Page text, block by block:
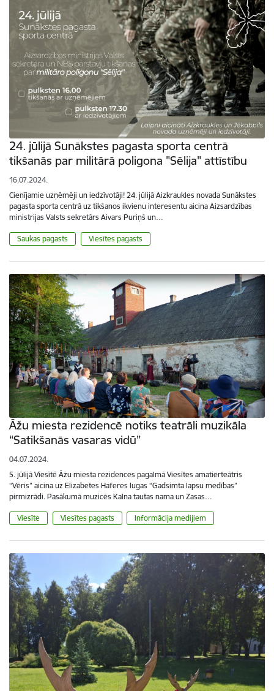
24. jūlijā Sunākstes pagasta sporta centrā
tikšanās par militārā poligona "Sēlija" attīstību
16.07.2024.
Cienījamie uzņēmēji un iedzīvotāji! 24. jūlijā Aizkraukles novada Sunākstes
pagasta sporta centrā uz tikšanos ikvienu interesentu aicina Aizsardzības
ministrijas Valsts sekretārs Aivars Puriņš un…
Saukas pagasts Viesītes pagasts
Āžu miesta rezidencē notiks teatrāli muzikāla
“Satikšanās vasaras vidū”
04.07.2024.
5. jūlijā Viesītē Āžu miesta rezidences pagalmā Viesītes amatierteātris
“Vēris” aicina uz Elizabetes Haferes lugas “Gadsimta lapsu medības”
pirmizrādi. Pasākumā muzicēs Kalna tautas nama un Zasas…
Viesīte Viesītes pagasts Informācija medijiem